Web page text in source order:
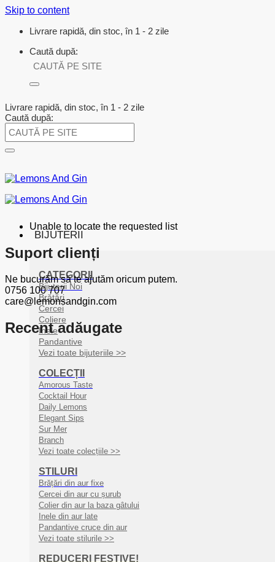
Skip to content
Livrare rapidă, din stoc, în 1 - 2 zile
Caută după:
Livrare rapidă, din stoc, în 1 - 2 zile
Caută după:
BIJUTERII
CATEGORII
Bijuterii Noi
Brățări
Cercei
Coliere
Inele
Pandantive
Vezi toate bijuteriile >>
COLECȚII
Amorous Taste
Cocktail Hour
Daily Lemons
Elegant Sips
Sur Mer
Branch
Vezi toate colecțiile >>
STILURI
Brățări din aur fixe
Cercei din aur cu șurub
Colier din aur la baza gâtului
Inele din aur late
Pandantive cruce din aur
Vezi toate stilurile >>
REDUCERI FESTIVE!
Unable to locate the requested list
Suport clienți
Ne bucurăm să te ajutăm oricum putem.
0756 100 707
care@lemonsandgin.com
Recent adăugate